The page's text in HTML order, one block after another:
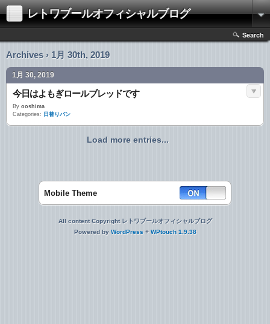
レトワブールオフィシャルブログ
Search
Archives › 1月 30th, 2019
1月 30, 2019
今日はよもぎロールブレッドです
By ooshima
Categories: 日替りパン
Load more entries...
Mobile Theme
All content Copyright レトワブールオフィシャルブログ
Powered by WordPress + WPtouch 1.9.38